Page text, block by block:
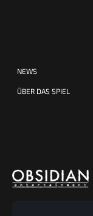
NEWS
ÜBER DAS SPIEL